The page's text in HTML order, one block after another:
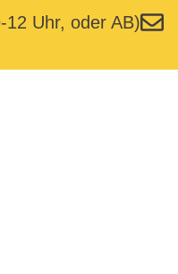
Uhr, oder AB)